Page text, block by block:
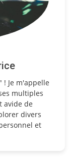
Je m'appelle
multiples
avide de
divers
et